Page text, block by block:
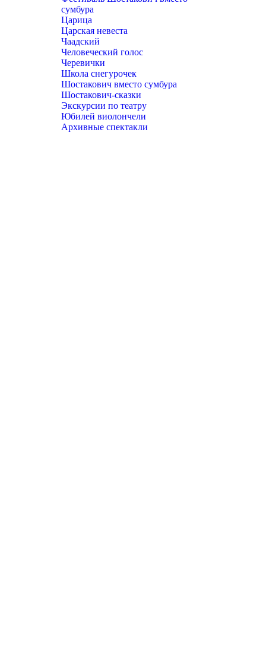
сумбура
Царица
Царская невеста
Чаадский
Человеческий голос
Черевички
Школа снегурочек
Шостакович вместо сумбура
Шостакович-сказки
Экскурсии по театру
Юбилей виолончели
Архивные спектакли